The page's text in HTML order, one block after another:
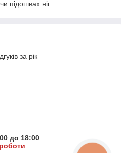
підошвах ніг.
за рік
до 18:00